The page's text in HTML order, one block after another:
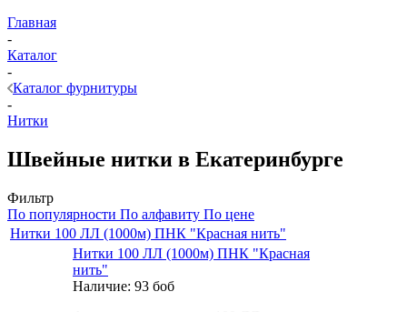
Главная
-
Каталог
-
Каталог фурнитуры
-
Нитки
Швейные нитки в Екатеринбурге
Фильтр
По популярности По алфавиту По цене
Нитки 100 ЛЛ (1000м) ПНК "Красная нить"
Нитки 100 ЛЛ (1000м) ПНК "Красная
нить"
Наличие: 93 боб